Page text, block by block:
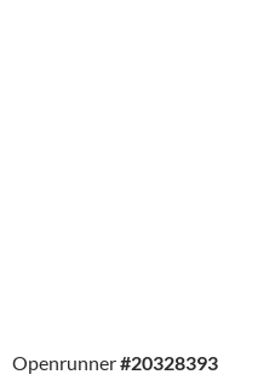
Openrunner#20328393